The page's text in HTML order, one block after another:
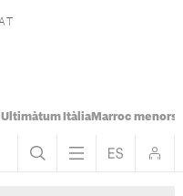
Ultimàtum ItàliaMarroc menors